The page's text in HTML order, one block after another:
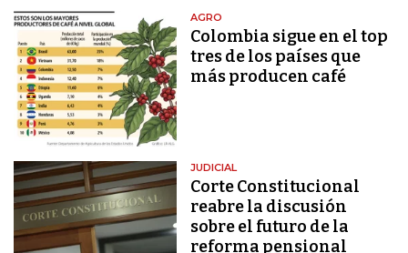
AGRO
Colombia sigue en el top
tres de los países que
más producen café
JUDICIAL
Corte Constitucional
reabre la discusión
sobre el futuro de la
reforma pensional